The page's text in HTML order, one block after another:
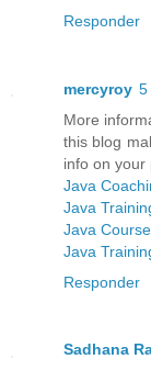
Responder
mercyroy 5
More
this blog
info on your
Java
Java
Java
Java
Responder
Sadhana